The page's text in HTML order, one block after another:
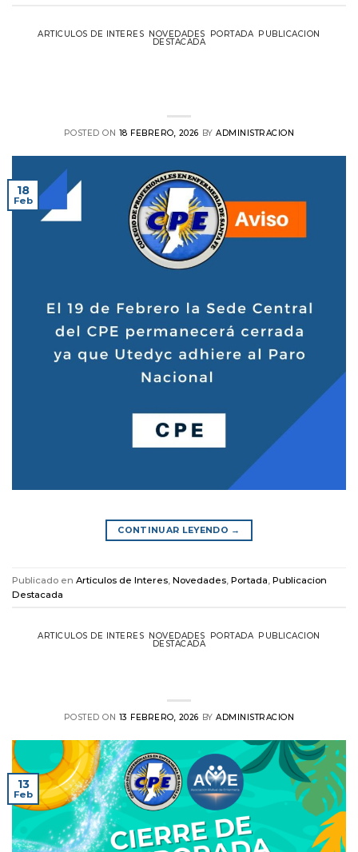
ARTICULOS DE INTERES NOVEDADES PORTADA PUBLICACION
DESTACADA
POSTED ON 18 FEBRERO, 2026 BYADMINISTRACION
18
Feb
CONTINUAR LEYENDO →
Publicado en Articulos de Interes Novedades Portada Publicacion
Destacada
ARTICULOS DE INTERES NOVEDADES PORTADA PUBLICACION
DESTACADA
POSTED ON 13 FEBRERO, 2026 BYADMINISTRACION
13
Feb